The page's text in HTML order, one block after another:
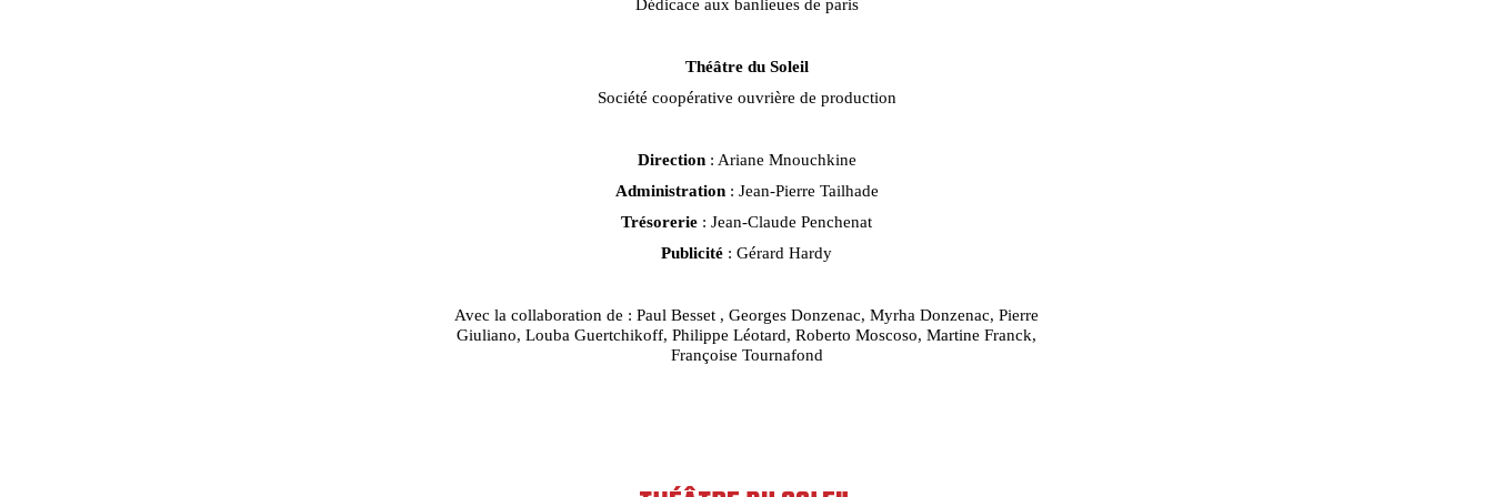
Dédicace aux banlieues de paris
Théâtre du Soleil
Société coopérative ouvrière de production
Direction: Ariane Mnouchkine
Administration: Jean-Pierre Tailhade
Trésorerie : Jean-Claude Penchenat
Publicité : Gérard Hardy
Avec la collaboration de : Paul Besset , Georges Donzenac, Myrha Donzenac, Pierre
Giuliano, Louba Guertchikoff, Philippe Léotard, Roberto Moscoso, Martine Franck,
Françoise Tournafond